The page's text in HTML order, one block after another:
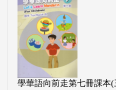
學華語向前走第七冊課本